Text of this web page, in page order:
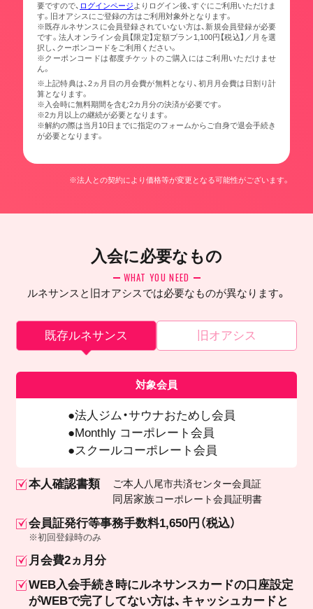
要ですので、 ログインページ よりログイン後、すぐにご利用いただけま
す。旧オアシスにご登録の方はご利用対象外となります。
※既存ルネサンスに会員登録されていない方は、新規会員登録が必要
です。法人オンライン会員【限定】定額プラン1,100円【税込】／月を選
択し、クーポンコードをご利用ください。
※クーポンコードは都度チケットのご購入にはご利用いただけませ
ん。
※上記特典は、2ヵ月目の月会費が無料となり、初月月会費は日割り計
算となります。
※入会時に無料期間を含む2カ月分の決済が必要です。
※2カ月以上の継続が必要となります。
※解約の際は当月10日までに指定のフォームからご自身で退会手続き
が必要となります。
※法人との契約により価格等が変更となる可能性がございます。
入会に必要なもの
WHAT YOU NEED
ルネサンスと旧オアシスでは必要なものが異なります。
既存ルネサンス 旧オアシス
対象会員
法人ジム・サウナおためし会員
Monthly コーポレート会員
スクールコーポレート会員
本人確認書類 ご本人 八尾市共済センター会員証
同居家族コーポレート会員証明書
会員証発行等事務手数料1,650円（税込）
※初回登録時のみ
月会費2ヵ月分
WEB入会手続き時にルネサンスカードの口座設定
がWEBで完了してない方は、キャッシュカードと